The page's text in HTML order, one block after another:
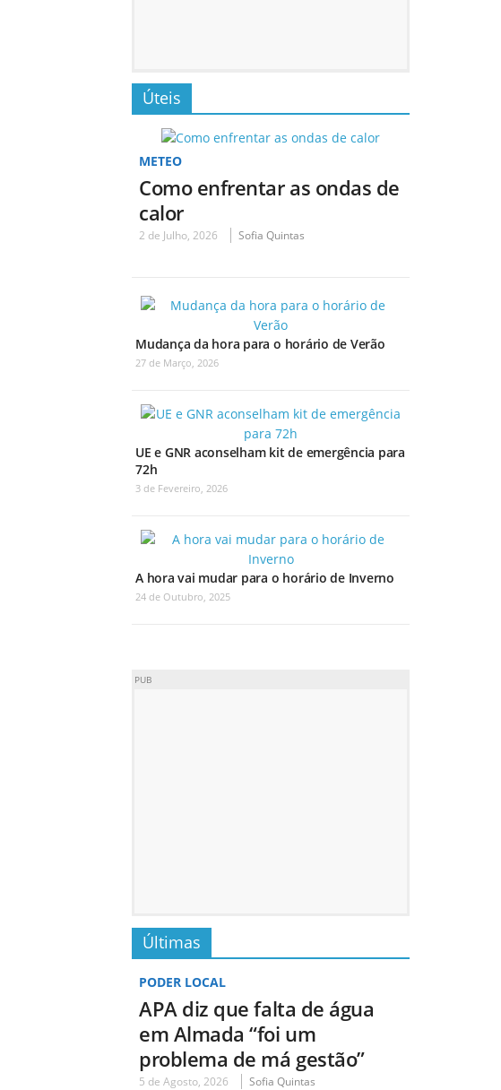
Úteis
METEO
Como enfrentar as ondas de
calor
2 de Julho, 2026 Sofia Quintas
Mudança da hora para o horário de Verão
27 de Março, 2026
UE e GNR aconselham kit de emergência para
72h
3 de Fevereiro, 2026
A hora vai mudar para o horário de Inverno
24 de Outubro, 2025
PUB
Últimas
PODER LOCAL
APA diz que falta de água
em Almada “foi um
problema de má gestão”
5 de Agosto, 2026 Sofia Quintas